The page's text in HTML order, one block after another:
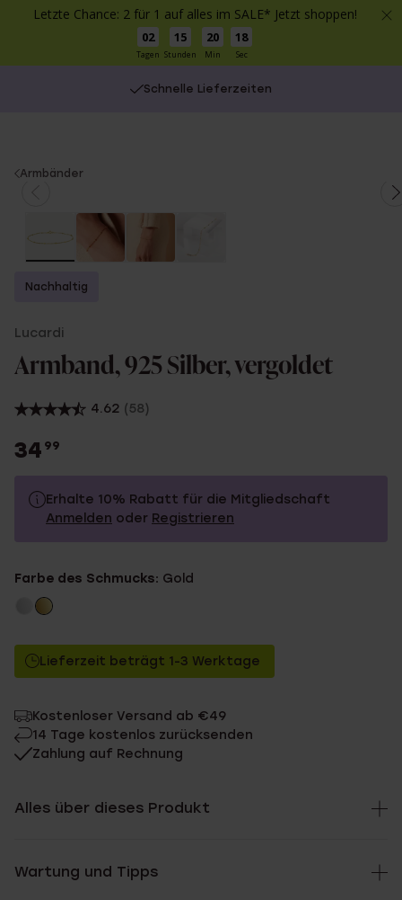
Letzte Chance: 2 für 1 auf alles im SALE* Jetzt shoppen!
02
Tagen
15
Stunden
20
Min
17
Sec
Schnelle Lieferzeiten
You
Armbänder
Nachhaltig
Lucardi
Armband, 925 Silber, vergoldet
4.62 (58)
34 99
Erhalte 10% Rabatt für die Mitgliedschaft
Anmelden oder Registrieren
Ohne Mitgliederrabatt
Farbe des Schmucks: Gold
Lieferzeit beträgt 1-3 Werktage
Kostenloser Versand ab €49
14 Tage kostenlos zurücksenden
Zahlung auf Rechnung
Alles über dieses Produkt
Wartung und Tipps